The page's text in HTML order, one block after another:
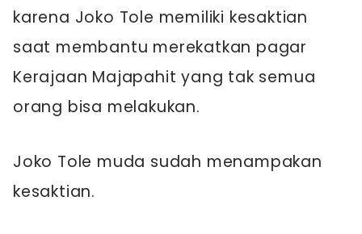
karena Joko Tole memiliki kesaktian
saat membantu merekatkan pagar
Kerajaan Majapahit yang tak semua
orang bisa melakukan.
Joko Tole muda sudah menampakan
kesaktian.